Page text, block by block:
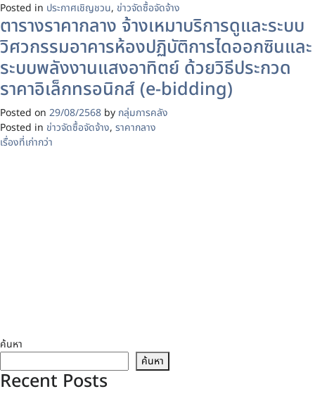
Posted in ประกาศเชิญชวน, ข่าวจัดซื้อจัดจ้าง
ตารางราคากลาง จ้างเหมาบริการดูและระบบ
วิศวกรรมอาคารห้องปฏิบัติการไดออกซินและ
ระบบพลังงานแสงอาทิตย์ ด้วยวิธีประกวด
ราคาอิเล็กทรอนิกส์ (e-bidding)
Posted on 29/08/2568 by กลุ่มการคลัง
Posted in ข่าวจัดซื้อจัดจ้าง, ราคากลาง
แนะแนว
เรื่องที่เก่ากว่า
ค้นหา
ค้นหา
Recent Posts